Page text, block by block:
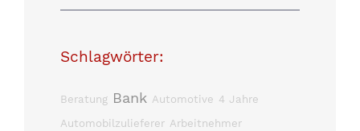
Schlagwörter:
Beratung Bank Automotive 4 Jahre
Automobilzulieferer Arbeitnehmer